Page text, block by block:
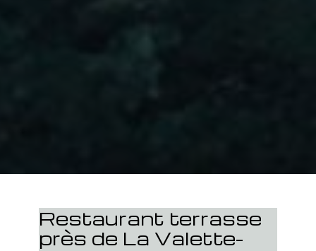
Restaurant terrasse
près de La Valette-